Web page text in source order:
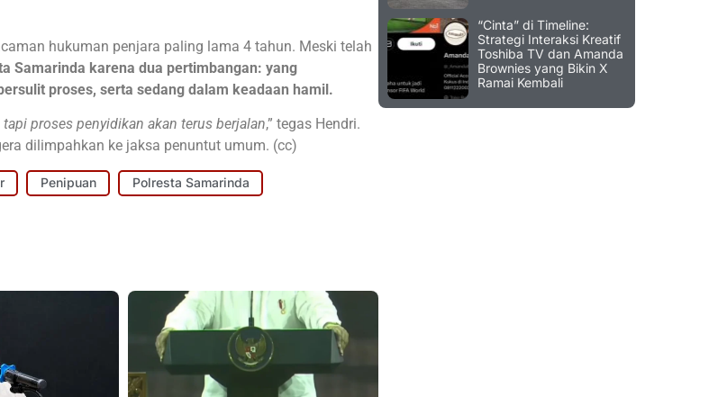
hukuman penjara paling lama 4 tahun. Meski telah
Samarinda karena dua pertimbangan: yang
proses, serta sedang dalam keadaan hamil.
proses penyidikan akan terus berjalan,” tegas Hendri.
dilimpahkan ke jaksa penuntut umum. (cc)
Penipuan Polresta Samarinda
“Cinta” di Timeline:
Strategi Interaksi Kreatif
Toshiba TV dan Amanda
Brownies yang Bikin X
Ramai Kembali